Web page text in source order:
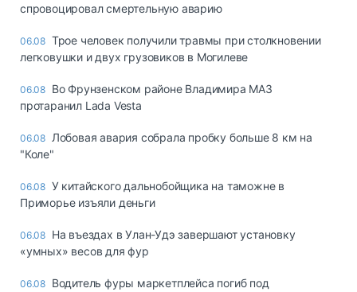
спровоцировал смертельную аварию
06.08 Трое человек получили травмы при столкновении
легковушки и двух грузовиков в Могилеве
06.08 Во Фрунзенском районе Владимира МАЗ
протаранил Lada Vesta
06.08 Лобовая авария собрала пробку больше 8 км на
"Коле"
06.08 У китайского дальнобойщика на таможне в
Приморье изъяли деньги
06.08 Ha въeздax в Улaн-Удэ зaвepшaют ycтaнoвкy
«yмныx» вecoв для фyp
06.08 Водитель фуры маркетплейса погиб под